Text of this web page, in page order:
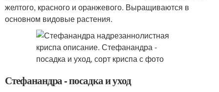
желтого, красного и оранжевого. Выращиваются в
основном видовые растения.
Стефанандра - посадка и уход